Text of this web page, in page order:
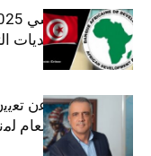
الاجتماعي وتحديات
ﺗﯾﺗرا ﺑﺎك ﺗﻌﻠن ﻋن
ﻣﻧﺻب اﻟﻣدﯾر اﻟﻌﺎم
وﻏرب أﻓرﯾﻘﯾﺎ